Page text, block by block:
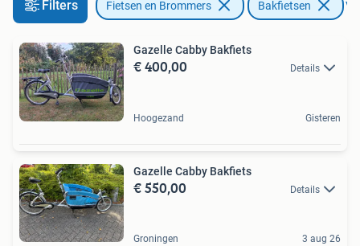
Filters Fietsen en Brommers Bakfietsen
Gazelle Cabby Bakfiets
€ 400,00 Details
Hoogezand Gisteren
Gazelle Cabby Bakfiets
€ 550,00 Details
Groningen 3 aug 26